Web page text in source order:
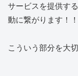
サービスを提供す
動に繋がります！！
こういう部分を大